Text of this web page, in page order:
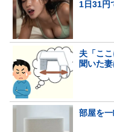
1日31円
夫「こ
聞いた
部屋を